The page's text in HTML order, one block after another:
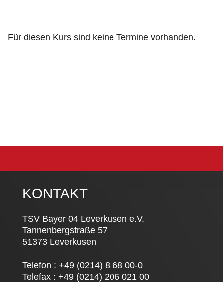
Für diesen Kurs sind keine Termine vorhanden.
KONTAKT
TSV Bayer 04 Leverkusen e.V.
Tannenbergstraße 57
51373 Leverkusen
Telefon : +49 (0214) 8 68 00-0
Telefax : +49 (0214) 206 021 00